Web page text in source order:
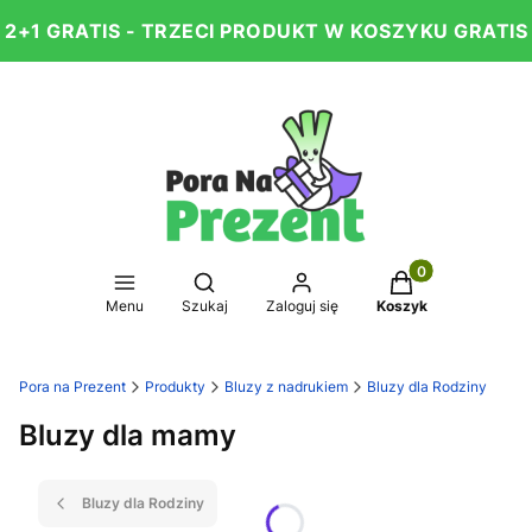
2+1 GRATIS - TRZECI PRODUKT W KOSZYKU GRATIS
Menu
Otwórz wyszukiwarkę
Szukaj Zaloguj się
Produkty w
Koszyk
Pora na Prezent Produkty Bluzy z nadrukiem Bluzy dla Rodziny
Bluzy dla mamy
Bluzy dla Rodziny